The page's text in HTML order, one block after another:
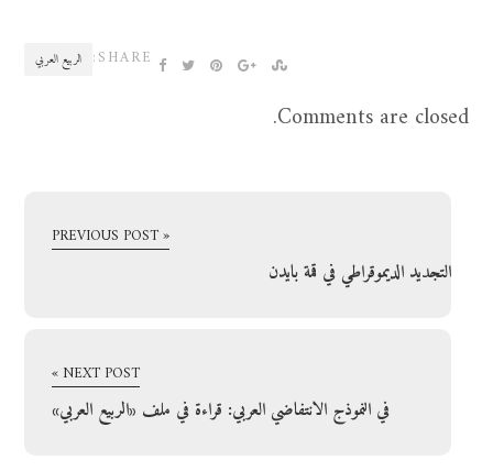
الربيع العربي SHARE:
Comments are closed.
« PREVIOUS POST
التجديد الديموقراطي في قمة بايدن
NEXT POST »
في النموذج الانتفاضي العربي: قراءة في ملف «الربيع العربي»